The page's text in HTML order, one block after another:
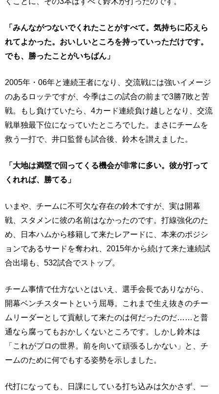
「みんながつないでくれたことがすべて。気持ちに応えら
れてよかった。おいしいところを持っていっただけです。
でも、勝ったことがいちばん」
2005年・06年と連続王者になり、交流戦には強いイメージ
のあるロッテですが、今季はこの試合の前まで3勝7敗と苦
戦。もし負けていたら、4カード連続負け越しとなり、交流
戦単独最下位になっていたところでした。まさにチームを
救う一打で、井口監督も試合後、鈴木を讃えました。
「大地は満塁で回ってくる機会が非常に多い。彼が打って
くれれば、勝てる」
いまや、チームに不可欠な存在の鈴木ですが、実は開幕
戦、スタメンに彼の名前はなかったのです。打線強化のた
め、日本ハムから移籍して来たレアードに、本来のポジシ
ョンであるサードを奪われ、2015年から続けて来た連続試
合出場も、532試合でストップ。
チーム事情で仕方ないとはいえ、選手会長でありながら、
開幕ベンチスタートという屈辱。これまで生え抜きのチー
ムリーダーとして貢献して来たのは何だったのだ……と普
通なら腐ってもおかしくないところです。しかし鈴木は
「これがプロの世界。前を向いて頑張るしかない」と、チ
ームのために何でもする姿勢を示しました。
代打になっても、日課にしている打ち込みは欠かさず、一